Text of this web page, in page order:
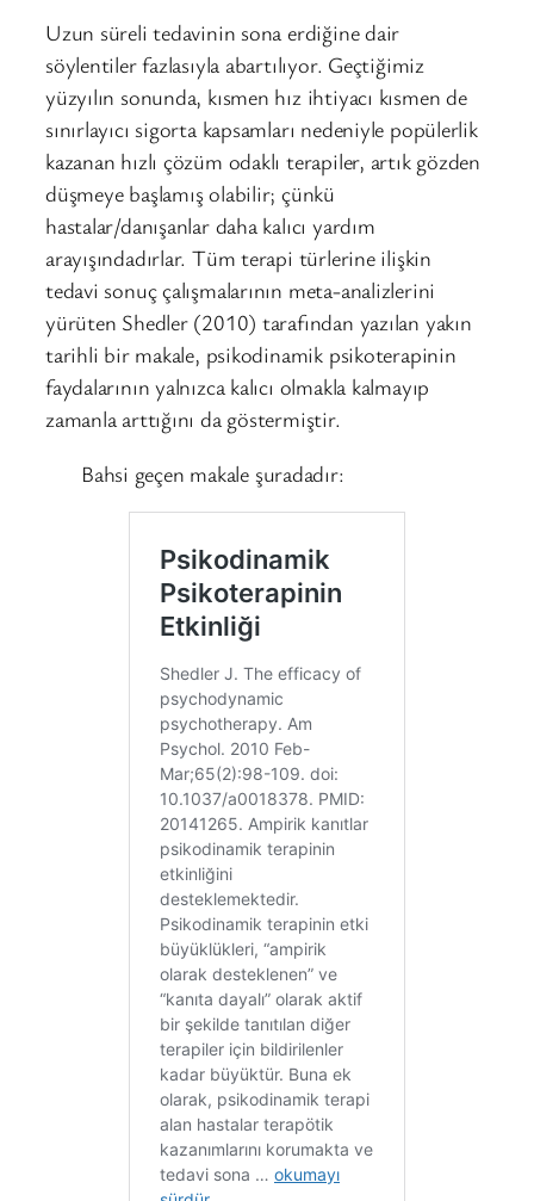
Uzun süreli tedavinin sona erdiğine dair
söylentiler fazlasıyla abartılıyor. Geçtiğimiz
yüzyılın sonunda, kısmen hız ihtiyacı kısmen de
sınırlayıcı sigorta kapsamları nedeniyle popülerlik
kazanan hızlı çözüm odaklı terapiler, artık gözden
düşmeye başlamış olabilir; çünkü
hastalar/danışanlar daha kalıcı yardım
arayışındadırlar. Tüm terapi türlerine ilişkin
tedavi sonuç çalışmalarının meta-analizlerini
yürüten Shedler (2010) tarafından yazılan yakın
tarihli bir makale, psikodinamik psikoterapinin
faydalarının yalnızca kalıcı olmakla kalmayıp
zamanla arttığını da göstermiştir.
Bahsi geçen makale şuradadır: